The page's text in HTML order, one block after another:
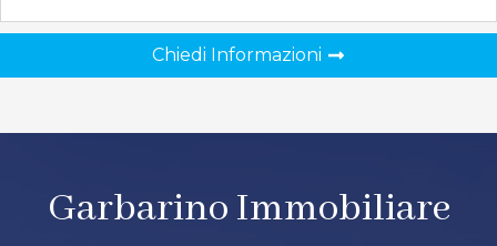
Chiedi Informazioni
Garbarino Immobiliare